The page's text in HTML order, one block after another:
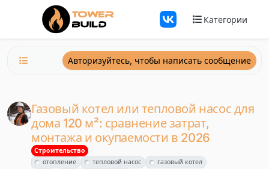
Перейти к содержанию
Категории
Авторизуйтесь, чтобы написать сообщение
Газовый котел или тепловой насос для
дома 120 м²: сравнение затрат,
монтажа и окупаемости в 2026
Строительство
отопление
тепловой насос газовый котел